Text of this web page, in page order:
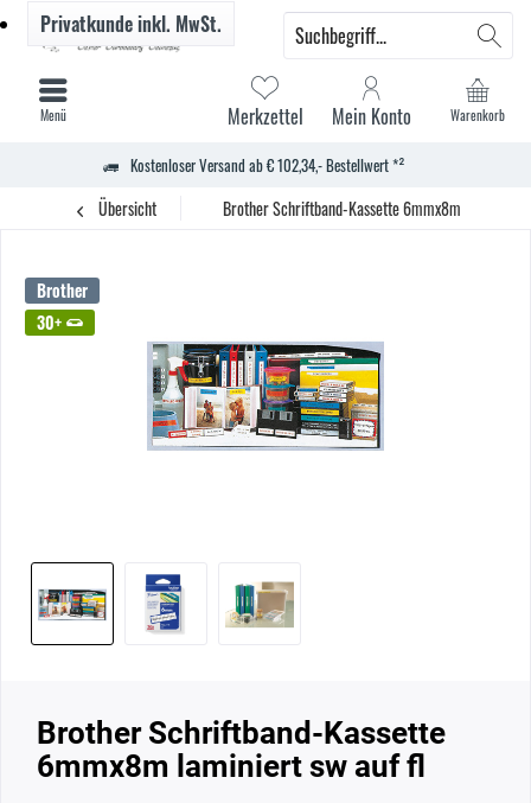
Kostenloser Versand ab € 102,34,- Bestellwert *²
Warenkorb
Merkzettel Mein Konto
Privatkundeinkl. MwSt.
Menü
Übersicht Brother Schriftband-Kassette 6mmx8m laminiert
Brother
30+
Brother Schriftband-Kassette
6mmx8m laminiert sw auf fl